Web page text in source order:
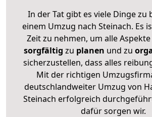
In der Tat gibt es viele Dinge zu
einem Umzug nach Steinach. Es
Zeit zu nehmen, um alle
sorgfältig zu planen und zu
sicherzustellen, dass alles
Mit der richtigen
deutschlandweiter Umzug von
Steinach erfolgreich
dafür sorgen wir.